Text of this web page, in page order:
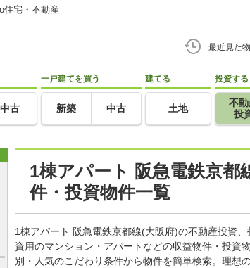
住宅・不動産
最近見た
中古
一戸建てを買う
新築 中古
建てる
土地
投資する
不
投
1棟アパート 阪急電鉄京都
件・投資物件一覧
1棟アパート 阪急電鉄京都線(大阪府)の不動産投資
資用のマンション・アパートなどの収益物件・投資
別・人気のこだわり条件から物件を簡単検索。理想